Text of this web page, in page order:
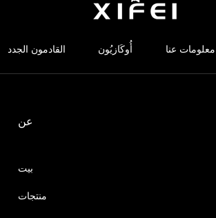
القادمون الجدد أُوكَازيُون معلومات عنا
عن
بيت
منتجات